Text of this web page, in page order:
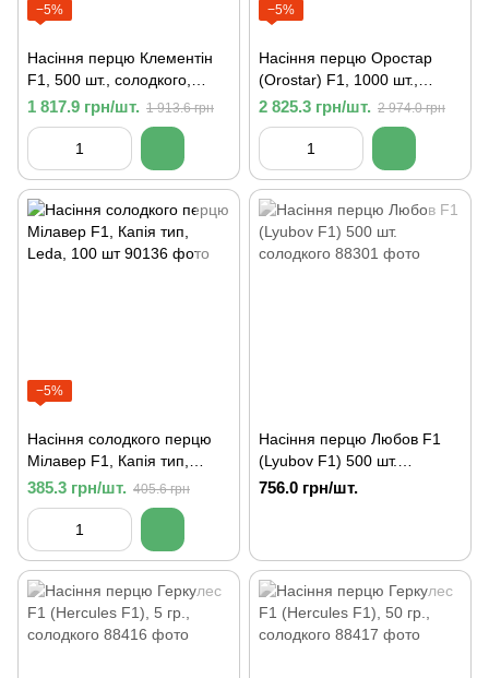
−5%
Насіння перцю Клементін
F1, 500 шт., солодкого,
помаранчевого, Yuksel
Seeds
1 817.9 грн/шт. 1 913.6 грн
−5%
Насіння перцю Оростар
(Orostar) F1, 1000 шт.,
жовтий, кубовидний,
солодкий
2 825.3 грн/шт. 2 974.0 грн
−5%
Насіння солодкого перцю
Мілавер F1, Капія тип,
Leda, 100 шт
385.3 грн/шт. 405.6 грн
Насіння перцю Любов F1
(Lyubov F1) 500 шт.
солодкого
756.0 грн/шт.